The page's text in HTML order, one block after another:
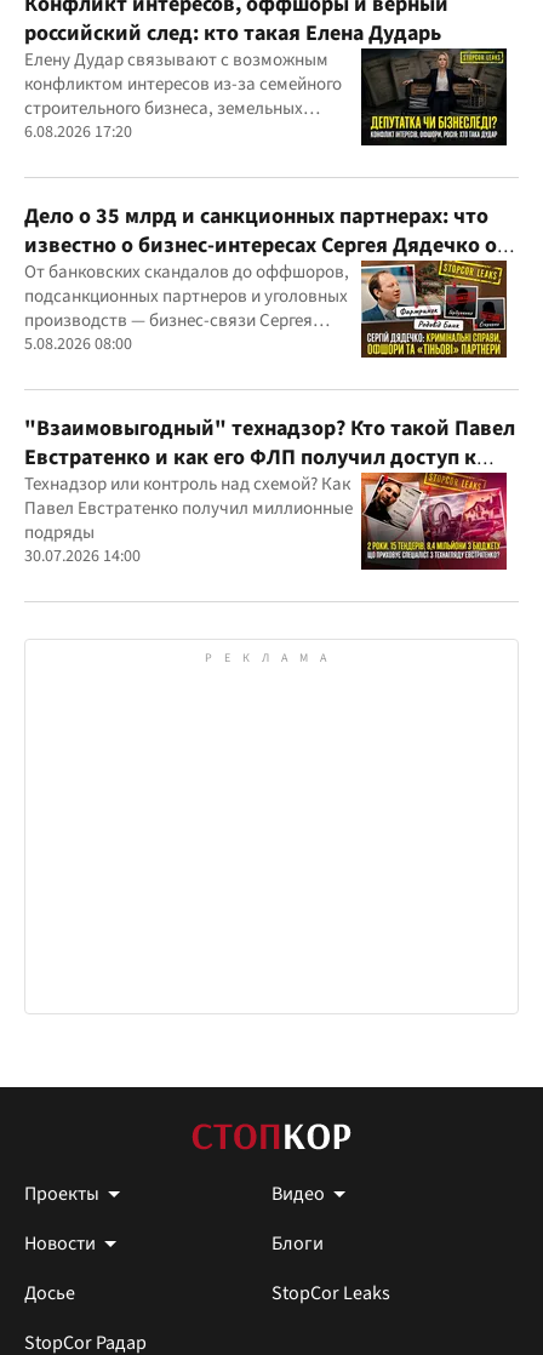
российский след: кто такая Елена Дударь
Елену Дудар связывают с возможным
конфликтом интересов из-за семейного
строительного бизнеса, земельных
скандалов, судебных дел
6.08.2026 17:20
Дело о 35 млрд и санкционных партнерах: что
известно о бизнес-интересах Сергея Дядечко от
"Родовид Банка" до "ФАРМАСЕЛ"
От банковских скандалов до оффшоров,
подсанкционных партнеров и уголовных
производств — бизнес-связи Сергея
Дядечко до сих пор простираются через
юрисдикций
5.08.2026 08:00
"Взаимовыгодный" технадзор? Кто такой Павел
Евстратенко и как его ФЛП получил доступ к
бюджетным миллионам?
Технадзор или контроль над схемой? Как
Павел Евстратенко получил миллионные
подряды
30.07.2026 14:00
Проекты
Видео
Новости
Блоги
Досье
StopCor Leaks
StopCor Радар